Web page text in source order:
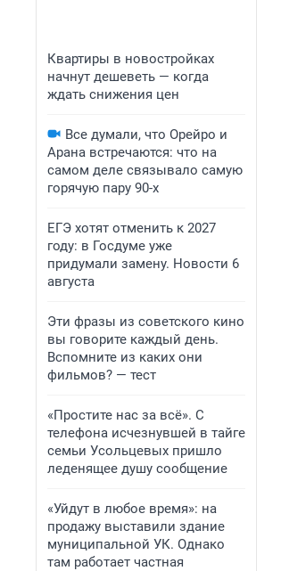
Квартиры в новостройках
начнут дешеветь — когда
ждать снижения цен
Все думали, что Орейро и
Арана встречаются: что на
самом деле связывало самую
горячую пару 90-х
ЕГЭ хотят отменить к 2027
году: в Госдуме уже
придумали замену. Новости 6
августа
Эти фразы из советского кино
вы говорите каждый день.
Вспомните из каких они
фильмов? — тест
«Простите нас за всё». С
телефона исчезнувшей в тайге
семьи Усольцевых пришло
леденящее душу сообщение
«Уйдут в любое время»: на
продажу выставили здание
муниципальной УК. Однако
там работает частная